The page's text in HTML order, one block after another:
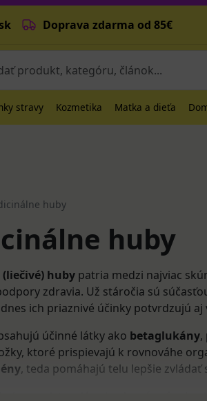
Doprava zdarma od 85€
stravy Kozmetika Matka a dieťa
huby
huby
huby patria medzi najviac
zdravia. Už stáročia sú
ich priaznivé účinky potvrdzujú aj
účinné látky ako betaglukány,
ktoré prispievajú k rovnováhe
, teda pomáhajú telu lepšie zvládať